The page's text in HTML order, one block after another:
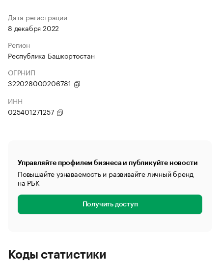
Дата регистрации
8 декабря 2022
Регион
Республика Башкортостан
ОГРНИП
322028000206781
ИНН
025401271257
Управляйте профилем бизнеса и публикуйте новости
Повышайте узнаваемость и развивайте личный бренд
на РБК
Получить доступ
Коды статистики